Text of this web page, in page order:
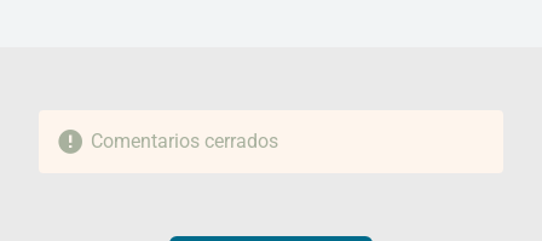
Comentarios cerrados